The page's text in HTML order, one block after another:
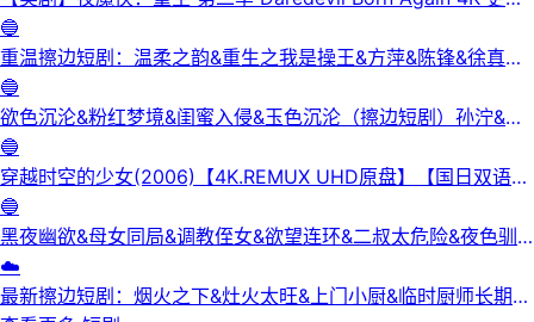
3集
🔵
重温擦边短剧：温柔之韵&重生之我是操王&方萍&陈锋&徐真真
&老刘又胖啦&刘倩宇
🔵
欲色沉沦&粉红梦境&闺蜜入侵&玉色沉沦（擦边短剧）孙泞&王
正洁
🔵
穿越时空的少女(2006)【4K.REMUX UHD原盘】【国日双语】
【中文字幕】【爱情/科幻】
🔵
黑夜幽欲&母女同局&调教侄女&欲望连环&二叔太危险&夜色驯
服&黑夜欲牢（完整版）最新擦边短剧
☁️
最新擦边短剧：烟火之下&灶火太旺&上门小厨&临时厨师长期关